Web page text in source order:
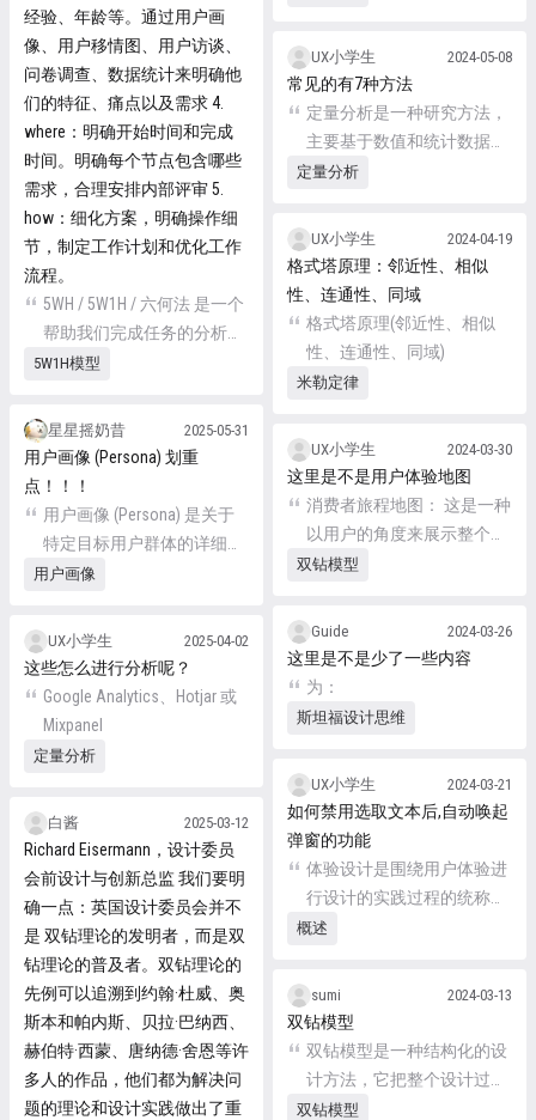
经验、年龄等。通过用户画
像、用户移情图、用户访谈、
问卷调查、数据统计来明确他
们的特征、痛点以及需求 4.
where：明确开始时间和完成
时间。明确每个节点包含哪些
需求，合理安排内部评审 5.
how：细化方案，明确操作细
节，制定工作计划和优化工作
流程。
5WH / 5W1H / 六何法 是一个
帮助我们完成任务的分析工
具，由美国政治学家拉斯维
不断的优化和更新。广泛应
用在企业管理、学术研究、
生产管控、日常生活中。
5W1H模型
星星摇奶昔 2025-05-31
用户画像 (Persona) 划重
点！！！
用户画像 (Persona) 是关于
特定目标用户群体的详细描
述，旨在帮助产品设计和市
的受众。用户画像包含各种
信息，包括用户的特征、需
求、目标
用户画像
UX小学生 2025-04-02
这些怎么进行分析呢？
Google Analytics、Hotjar 或
Mixpanel
定量分析
白酱 2025-03-12
Richard Eisermann，设计委员
会前设计与创新总监 我们要明
确一点：英国设计委员会并不
是 双钻理论的发明者，而是双
钻理论的普及者。双钻理论的
先例可以追溯到约翰·杜威、奥
斯本和帕内斯、贝拉·巴纳西、
赫伯特·西蒙、唐纳德·舍恩等许
多人的作品，他们都为解决问
题的理论和设计实践做出了重
行分析和洞察，让运营、营
销人员深入地了解用户，进
而更加精准地运营和策划。
UX小学生 2024-05-08
常见的有7种方法
定量分析是一种研究方法，
主要基于数值和统计数据，
通过量化变量来测量和分析
系。
定量分析
UX小学生 2024-04-19
格式塔原理：邻近性、相似
性、连通性、同域
格式塔原理(邻近性、相似
性、连通性、同域)
米勒定律
UX小学生 2024-03-30
这里是不是用户体验地图
消费者旅程地图： 这是一种
以用户的角度来展示整个使
用过程的方法。通过创建消
体验和需求，从而更好地定
位问题和机会。
双钻模型
Guide 2024-03-26
这里是不是少了一些内容
为：
斯坦福设计思维
UX小学生 2024-03-21
如何禁用选取文本后,自动唤起
弹窗的功能
体验设计是围绕用户体验进
行设计的实践过程的统称，
包含大量碎片化的实践操
要我们自己做出判断和决
策。这些判断和决策除了自
身经验外，还需要由相关的
专业理论、知识驱动。 而体
概述
sumi 2024-03-13
双钻模型
双钻模型是一种结构化的设
计方法，它把整个设计过程
分为两个大的阶段： 钻石一
双钻模型